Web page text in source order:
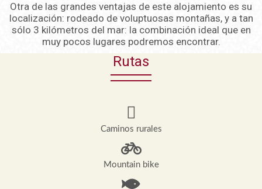
Otra de las grandes ventajas de este alojamiento es su
localización: rodeado de voluptuosas montañas, y a tan
sólo 3 kilómetros del mar: la combinación ideal que en
muy pocos lugares podremos encontrar.
Rutas
Caminos rurales
Mountain bike